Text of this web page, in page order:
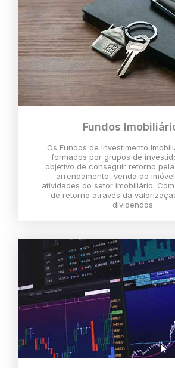
Fundos
Os Fundos de Investimento
formados por grupos de
objetivo de conseguir retorno
arrendamento, venda do
atividades do setor imobiliário.
de retorno através da
dividendos.